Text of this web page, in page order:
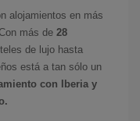
alojamientos en más
más de 28
de lujo hasta
está a tan sólo un
con Iberia y